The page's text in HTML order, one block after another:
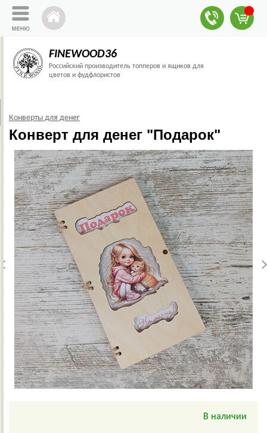
FINEWOOD36
Российский производитель топперов и ящиков для
цветов и фудфлористов
Конверты для денег
Конверт для денег "Подарок"
В наличии